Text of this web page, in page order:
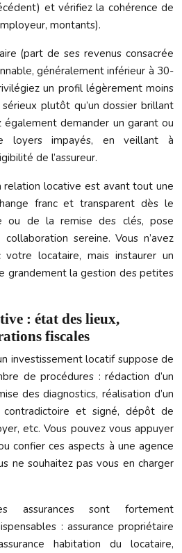
et vérifiez la cohérence de
montants).
(part de ses revenus consacrée
généralement inférieur à 30-
un profil légèrement moins
plutôt qu’un dossier brillant
également demander un garant ou
loyers impayés, en veillant à
de l’assureur.
relation locative est avant tout une
franc et transparent dès le
ou de la remise des clés, pose
sereine. Vous n’avez
locataire, mais instaurer un
grandement la gestion des petites
: état des lieux,
fiscales
investissement locatif suppose de
de procédures : rédaction d’un
des diagnostics, réalisation d’un
et signé, dépôt de
etc. Vous pouvez vous appuyer
confier ces aspects à une agence
ne souhaitez pas vous en charger
assurances sont fortement
: assurance propriétaire
habitation du locataire,